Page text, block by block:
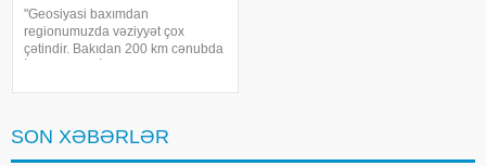
"Geosiyasi baxımdan
regionumuzda vəziyyət çox
çətindir. Bakıdan 200 km cənubda
xəbər veri
SON XƏBƏRLƏR